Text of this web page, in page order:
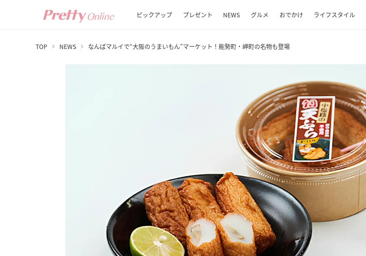
ピックアップ プレゼント NEWS グルメ おでかけ ライフスタイル
TOP NEWS なんばマルイで“大阪のうまいもん”マーケット！能勢町・岬町の名物も登場